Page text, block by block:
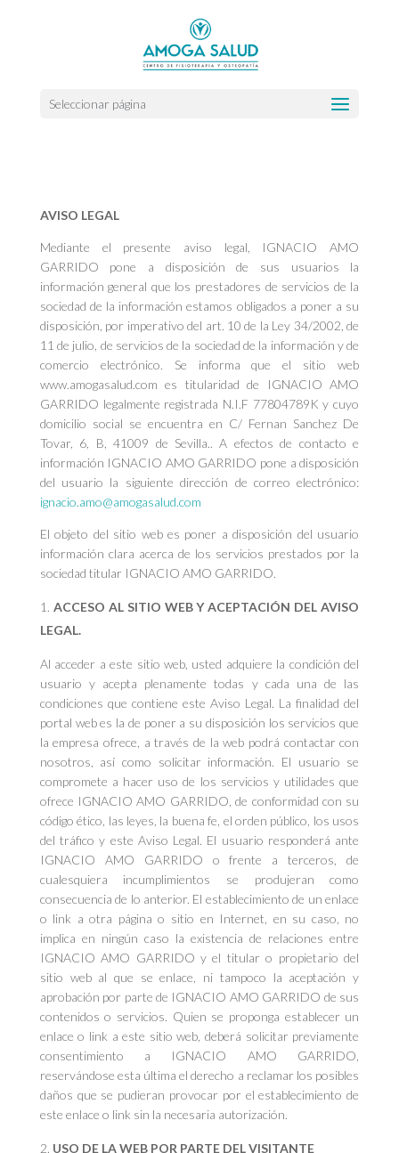
Seleccionar página
AVISO LEGAL
Mediante el presente aviso legal, IGNACIO AMO
GARRIDO pone a disposición de sus usuarios la
información general que los prestadores de servicios de la
sociedad de la información estamos obligados a poner a su
disposición, por imperativo del art. 10 de la Ley 34/2002, de
11 de julio, de servicios de la sociedad de la información y de
comercio electrónico. Se informa que el sitio web
www.amogasalud.com es titularidad de IGNACIO AMO
GARRIDO legalmente registrada N.I.F 77804789K y cuyo
domicilio social se encuentra en C/ Fernan Sanchez De
Tovar, 6, B, 41009 de Sevilla.. A efectos de contacto e
información IGNACIO AMO GARRIDO pone a disposición
del usuario la siguiente dirección de correo electrónico:
ignacio.amo@amogasalud.com
El objeto del sitio web es poner a disposición del usuario
información clara acerca de los servicios prestados por la
sociedad titular IGNACIO AMO GARRIDO.
ACCESO AL SITIO WEB Y ACEPTACIÓN DEL AVISO
LEGAL.
Al acceder a este sitio web, usted adquiere la condición del
usuario y acepta plenamente todas y cada una de las
condiciones que contiene este Aviso Legal. La finalidad del
portal web es la de poner a su disposición los servicios que
la empresa ofrece, a través de la web podrá contactar con
nosotros, así como solicitar información. El usuario se
compromete a hacer uso de los servicios y utilidades que
ofrece IGNACIO AMO GARRIDO, de conformidad con su
código ético, las leyes, la buena fe, el orden público, los usos
del tráfico y este Aviso Legal. El usuario responderá ante
IGNACIO AMO GARRIDO o frente a terceros, de
cualesquiera incumplimientos se produjeran como
consecuencia de lo anterior. El establecimiento de un enlace
o link a otra página o sitio en Internet, en su caso, no
implica en ningún caso la existencia de relaciones entre
IGNACIO AMO GARRIDO y el titular o propietario del
sitio web al que se enlace, ni tampoco la aceptación y
aprobación por parte de IGNACIO AMO GARRIDO de sus
contenidos o servicios. Quien se proponga establecer un
enlace o link a este sitio web, deberá solicitar previamente
consentimiento a IGNACIO AMO GARRIDO,
reservándose esta última el derecho a reclamar los posibles
daños que se pudieran provocar por el establecimiento de
este enlace o link sin la necesaria autorización.
USO DE LA WEB POR PARTE DEL VISITANTE